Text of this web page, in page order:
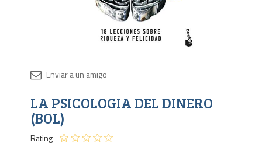
LA PSICOLOGIA DEL DINERO
(BOL)
Rating